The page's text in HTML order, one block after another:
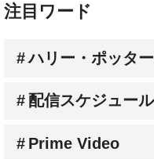
ハリー・ポッター
配信スケジュール
Prime Video
Netflix